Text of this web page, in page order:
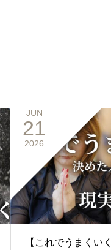
JUN
21
2026
【これでうまくい